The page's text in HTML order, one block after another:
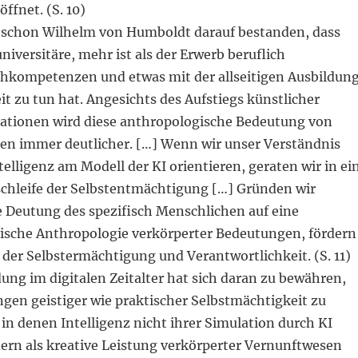
(S. 10)
Wilhelm von Humboldt darauf bestanden, dass
mehr ist als der Erwerb beruflich
und etwas mit der allseitigen
zu tun hat. Angesichts des Aufstiegs künstlicher
wird diese anthropologische Bedeutung von
immer deutlicher. […] Wenn wir unser Verständnis
am Modell der KI orientieren, geraten wir in
der Selbstentmächtigung […] Gründen wir
Deutung des spezifisch Menschlichen auf eine
Anthropologie verkörperter Bedeutungen, fördern
Selbstermächtigung und Verantwortlichkeit. (S. 11)
im digitalen Zeitalter hat sich daran zu bewähren,
geistiger wie praktischer Selbstmächtigkeit zu
denen Intelligenz nicht ihrer Simulation durch KI
als kreative Leistung verkörperter Vernunftwesen